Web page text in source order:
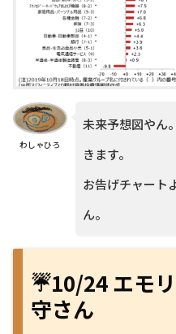
わしゃひろ
未来予想図やん
きます。
お告げチャート
ん。
☔10/24 エモ
守さん